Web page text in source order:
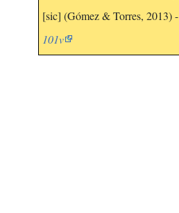
[sic] (Gómez & Torres, 2013) -
101v